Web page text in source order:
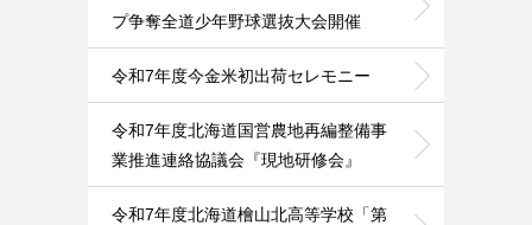
プ争奪全道少年野球選抜大会開催
令和7年度今金米初出荷セレモニー
令和7年度北海道国営農地再編整備事
業推進連絡協議会『現地研修会』
令和7年度北海道檜山北高等学校「第